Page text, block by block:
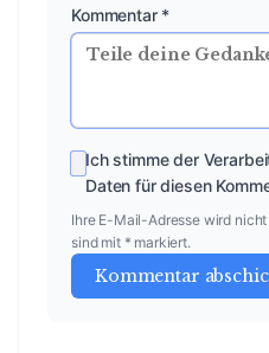
Kommentar *
Ich stimme der
Daten für diesen
Ihre E-Mail-Adresse wird
sind mit * markiert.
Kommentar